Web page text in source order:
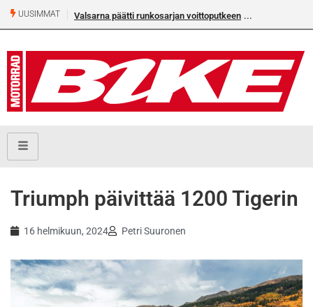
UUSIMMAT Valsarna päätti runkosarjan voittoputkeen
Triumph päivittää 1200 Tigerin
16 helmikuun, 2024 Petri Suuronen